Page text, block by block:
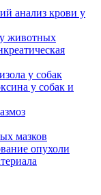
анализ крови у
животных
у собак
у собак и
мазков
опухоли